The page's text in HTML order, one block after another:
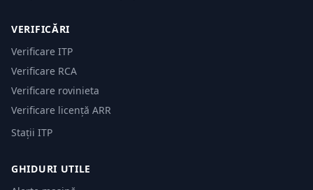
VERIFICĂRI
Verificare ITP
Verificare RCA
Verificare rovinieta
Verificare licență ARR
Stații ITP
GHIDURI UTILE